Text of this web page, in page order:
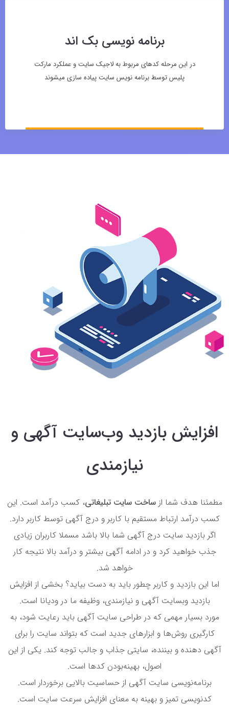
برنامه نویسی بک اند
در این مرحله کدهای مربوط به لاجیک سایت و عملکرد مارکت
پلیس توسط برنامه نویس سایت پیاده سازی میشوند
افزایش بازدید وب‌سایت آگهی و
نیازمندی
مطمئنا هدف شما ازساخت سایت تبلیغاتی، کسب درآمد است. این
کسب درآمد ارتباط مستقیم با کاربر و درج آگهی توسط کاربر دارد.
اگر بازدید سایت درج آگهی شما بالا باشد مسملا کاربران زیادی
جذب خواهید کرد و در ادامه آگهی بیشتر و درآمد بالا نتیجه کار
خواهد شد.
اما این بازدید و کاربر چطور باید به دست بیاید؟ بخشی از افزایش
بازدید وبسایت آگهی و نیازمندی، وظیفه ما در ودیانا است.
مورد بسیار مهمی که در طراحی سایت آگهی باید رعایت شود، به
کارگیری روش‌ها و ابزارهای جدید است که بتواند سایت را برای
آگهی دهنده و بیننده، سایتی جذاب و جالب توجه کند. یکی از این
اصول، بهینه‌بودن کدها است.
برنامه‌نویسی سایت آگهی از حساسیت بالایی برخوردار است.
کدنویسی تمیز و بهینه به معنای افزایش سرعت سایت است.